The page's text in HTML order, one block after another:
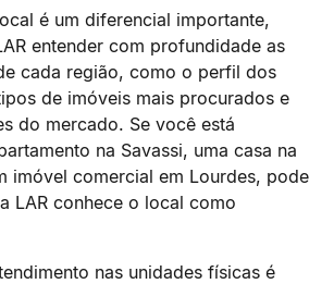
é um diferencial importante,
entender com profundidade as
cada região, como o perfil dos
de imóveis mais procurados e
do mercado. Se você está
na Savassi, uma casa na
imóvel comercial em Lourdes, pode
LAR conhece o local como
nas unidades físicas é